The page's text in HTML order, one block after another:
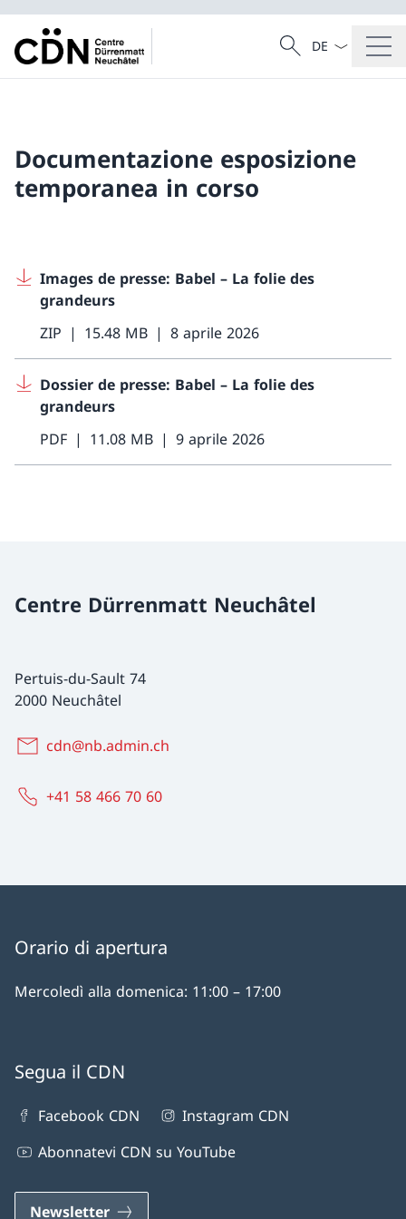
Cercare
Ricerca
Dal menu a
Documentazione esposizione
temporanea in corso
Images de presse: Babel – La folie des
grandeurs
ZIP
15.48 MB 8 aprile 2026
Dossier de presse: Babel – La folie des
grandeurs
PDF
11.08 MB 9 aprile 2026
Centre Dürrenmatt Neuchâtel
Pertuis-du-Sault 74
2000 Neuchâtel
cdn@nb.admin.ch
+41 58 466 70 60
Orario di apertura
Mercoledì alla domenica: 11:00 – 17:00
Segua il CDN
Facebook CDN
Instagram CDN
Abonnatevi CDN su YouTube
Newsletter